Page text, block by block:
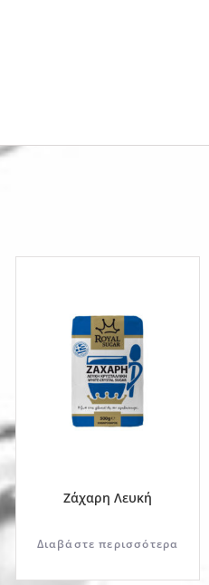
Ζάχαρη Λευκή
Διαβάστε περισσότερα